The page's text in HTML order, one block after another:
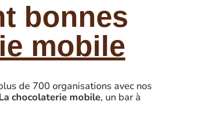
bonnes
mobile
de 700 organisations avec nos
chocolaterie mobile, un bar à